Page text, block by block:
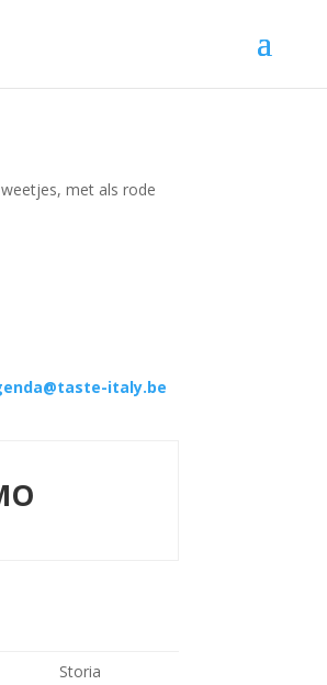
met als rode
italy.be
Storia